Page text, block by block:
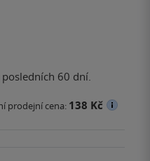
60 dní.
prodejní cena: 138 Kč